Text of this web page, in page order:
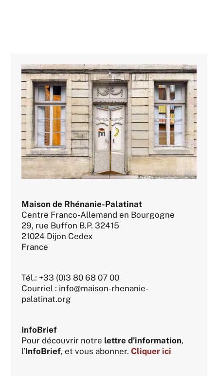
Maison de Rhénanie-Palatinat
Centre Franco-Allemand en Bourgogne
29, rue Buffon B.P. 32415
21024 Dijon Cedex
France
Tél.: +33 (0)3 80 68 07 00
Courriel : info@maison-rhenanie-
palatinat.org
InfoBrief
Pour découvrir notre lettre d’information,
l’InfoBrief, et vous abonner.Cliquer ici